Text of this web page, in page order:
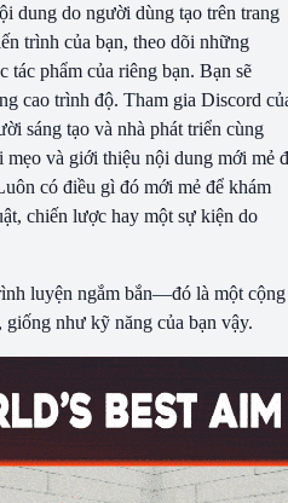
dung do người dùng tạo trên trang
trình của bạn, theo dõi những
tác phẩm của riêng bạn. Bạn sẽ
cao trình độ. Tham gia Discord
sáng tạo và nhà phát triển cùng
mẹo và giới thiệu nội dung mới mẻ
có điều gì đó mới mẻ để khám
chiến lược hay một sự kiện do
luyện ngắm bắn—đó là một cộng
như kỹ năng của bạn vậy.